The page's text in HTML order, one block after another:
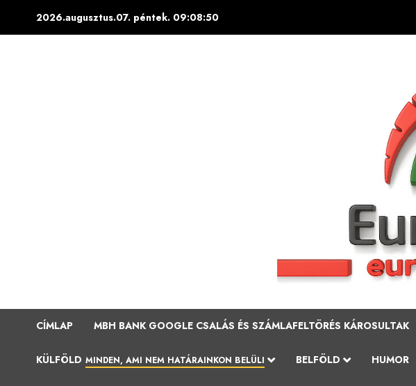
2026.augusztus.07. péntek. 09:08:51
CÍMLAP MBH BANK GOOGLE CSALÁS ÉS SZÁMLAFELTÖRÉS KÁROSULTAK
KÜLFÖLD MINDEN, AMI NEM HATÁRAINKON BELÜLI BELFÖLD HUMOR